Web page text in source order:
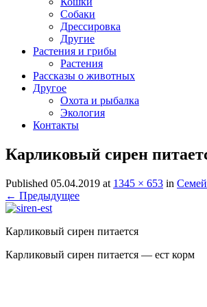
Собаки
Дрессировка
Другие
Растения и грибы
Растения
Рассказы о животных
Другое
Охота и рыбалка
Экология
Контакты
Карликовый сирен
Published 05.04.2019 at 1345 × 653 in
← Предыдущее
Карликовый сирен питается
Карликовый сирен питается — ест корм